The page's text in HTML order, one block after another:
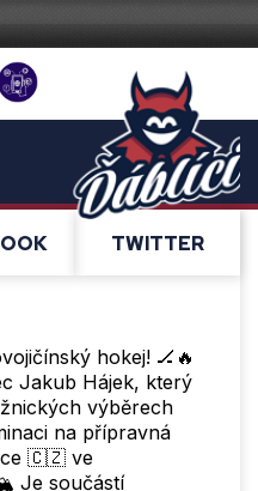
TWITTER
hokej! 🏒🔥
Jakub Hájek, který
výběrech
na přípravná
🇨🇿 ve
Je součástí